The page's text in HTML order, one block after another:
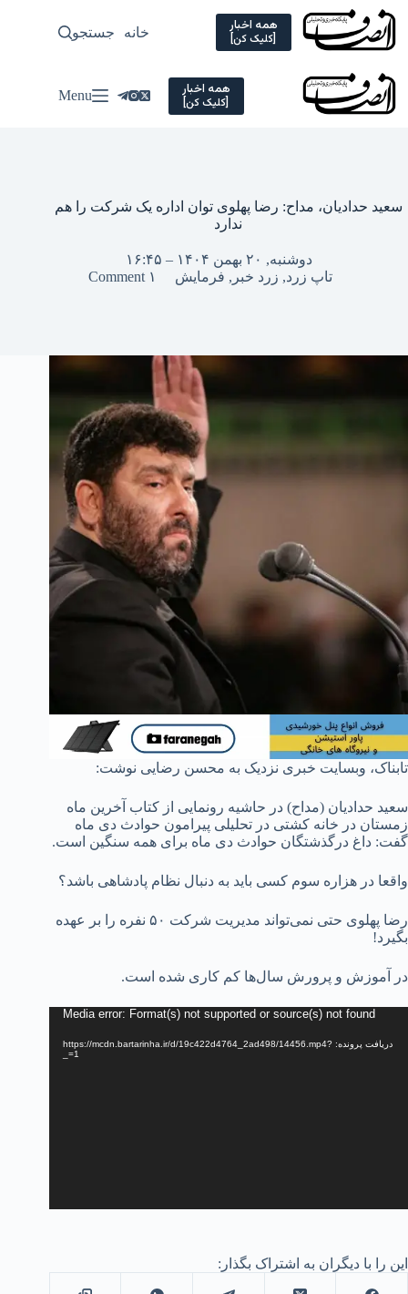
Skip
content
همه اخبار
[کلیک کن] خانه سیاسی
جستجو
همه اخبار
[کلیک کن] Menu
سعید حدادیان، مداح: رضا پهلوی توان اداره یک شرکت را هم
ندارد
دوشنبه, ۲۰ بهمن ۱۴۰۴ – ۱۶:۴۵
تاپ زرد, زرد خبر , فرمایش ۱ Comment
تابناک، وبسایت خبری نزدیک به محسن رضایی نوشت:
سعید حدادیان (مداح) در حاشیه رونمایی از کتاب آخرین ماه
زمستان در خانه کشتی در تحلیلی پیرامون حوادث دی ماه
گفت: داغ درگذشتگان حوادث دی ماه برای همه سنگین است.
واقعا در هزاره سوم کسی باید به دنبال نظام پادشاهی باشد؟
رضا پهلوی حتی نمی‌تواند مدیریت شرکت ۵۰ نفره را بر عهده
بگیرد!
در آموزش و پرورش سال‌ها کم کاری شده است.
نمایشگرMedia error: Format(s) not supported or source(s) not found
دریافت پرونده: https://mcdn.bartarinha.ir/d/19c422d4764_2ad498/14456.mp4?
_=1
این را با دیگران به اشتراک بگذار: